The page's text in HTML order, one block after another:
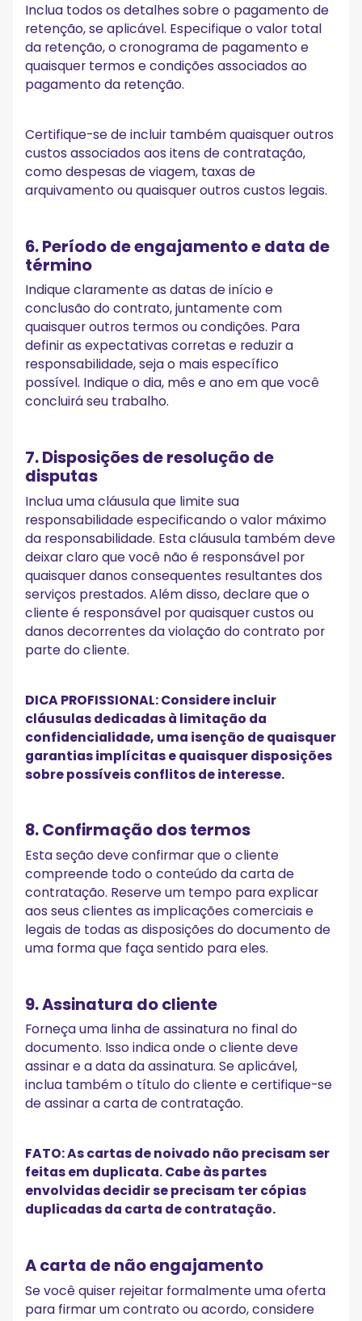
Inclua todos os detalhes sobre o pagamento de
retenção, se aplicável. Especifique o valor total
da retenção, o cronograma de pagamento e
quaisquer termos e condições associados ao
pagamento da retenção.
Certifique-se de incluir também quaisquer outros
custos associados aos itens de contratação,
como despesas de viagem, taxas de
arquivamento ou quaisquer outros custos legais.
6. Período de engajamento e data de
término
Indique claramente as datas de início e
conclusão do contrato, juntamente com
quaisquer outros termos ou condições. Para
definir as expectativas corretas e reduzir a
responsabilidade, seja o mais específico
possível. Indique o dia, mês e ano em que você
concluirá seu trabalho.
7. Disposições de resolução de
disputas
Inclua uma cláusula que limite sua
responsabilidade especificando o valor máximo
da responsabilidade. Esta cláusula também deve
deixar claro que você não é responsável por
quaisquer danos consequentes resultantes dos
serviços prestados. Além disso, declare que o
cliente é responsável por quaisquer custos ou
danos decorrentes da violação do contrato por
parte do cliente.
DICA PROFISSIONAL: Considere incluir
cláusulas dedicadas à limitação da
confidencialidade, uma isenção de quaisquer
garantias implícitas e quaisquer disposições
sobre possíveis conflitos de interesse.
8. Confirmação dos termos
Esta seção deve confirmar que o cliente
compreende todo o conteúdo da carta de
contratação. Reserve um tempo para explicar
aos seus clientes as implicações comerciais e
legais de todas as disposições do documento de
uma forma que faça sentido para eles.
9. Assinatura do cliente
Forneça uma linha de assinatura no final do
documento. Isso indica onde o cliente deve
assinar e a data da assinatura. Se aplicável,
inclua também o título do cliente e certifique-se
de assinar a carta de contratação.
FATO: As cartas de noivado não precisam ser
feitas em duplicata. Cabe às partes
envolvidas decidir se precisam ter cópias
duplicadas da carta de contratação.
A carta de não engajamento
Se você quiser rejeitar formalmente uma oferta
para firmar um contrato ou acordo, considere